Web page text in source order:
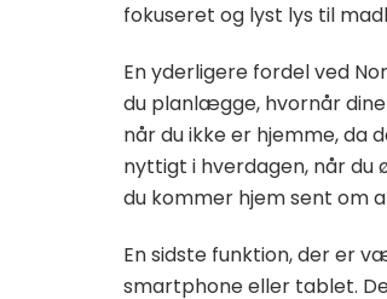
fokuseret og lyst lys til
En yderligere fordel ved
du planlægge, hvornår
når du ikke er hjemme, da
nyttigt i hverdagen, når du
du kommer hjem sent om
En sidste funktion, der er
smartphone eller tablet.